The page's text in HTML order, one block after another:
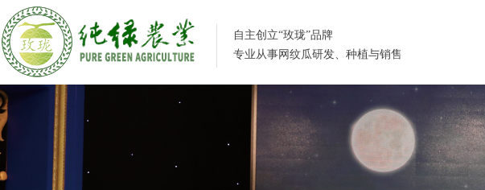
自主创立“玫珑”品牌
专业从事网纹瓜研发、种植与销售